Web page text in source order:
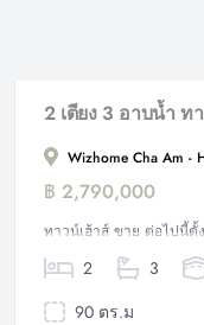
2 เตียง 3 อาบน้ำ ท
Wizhome Cha Am -
฿ 2,790,000
ทาวน์เฮ้าส์ ขาย ต่อไปนี้ตั้
2 3
90 ตร.ม